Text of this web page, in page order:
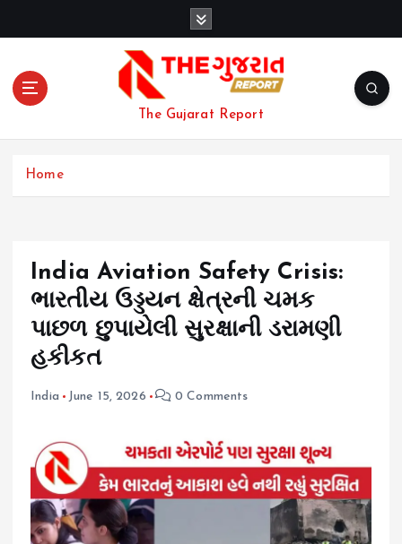
The Gujarat Report
Home
India Aviation Safety Crisis:
ભારતીય ઉડ્ડયન ક્ષેત્રની ચમક
પાછળ છુપાયેલી સુરક્ષાની ડરામણી
હકીકત
India June 15, 2026 0 Comments